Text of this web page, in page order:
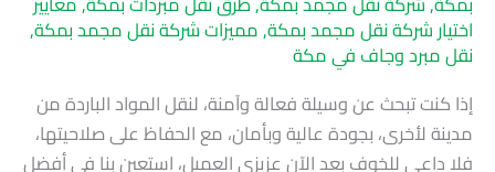
اختيار شركة نقل مجمد بمكة,مميزات شركة نقل مجمد بمكة,
نقل مبرد وجاف في مكة
إذا كنت تبحث عن وسيلة فعالة وآمنة، لنقل المواد الباردة من
مدينة لأخرى، بجودة عالية وبأمان، مع الحفاظ على صلاحيتها،
فلا داعي للخوف بعد الآن عزيزي العميل، استعين بنا في أفضل